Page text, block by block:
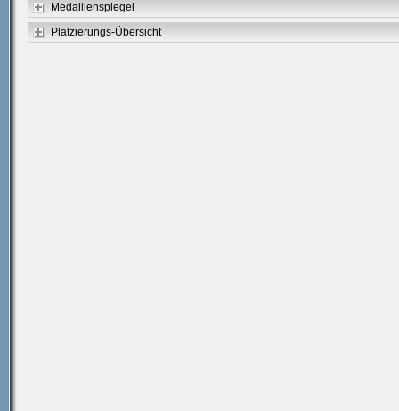
Medaillenspiegel
Platzierungs-Übersicht